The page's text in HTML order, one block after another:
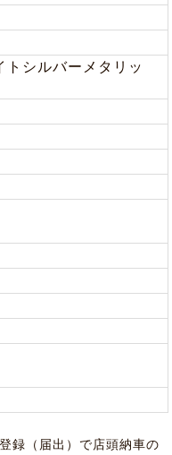
トシルバーメタリッ
録（届出）で店頭納⾞の